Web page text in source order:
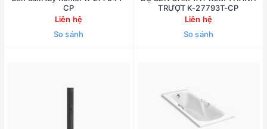
CP
Liên hệ
So sánh
TRƯỢT K-27793T-CP
Liên hệ
So sánh